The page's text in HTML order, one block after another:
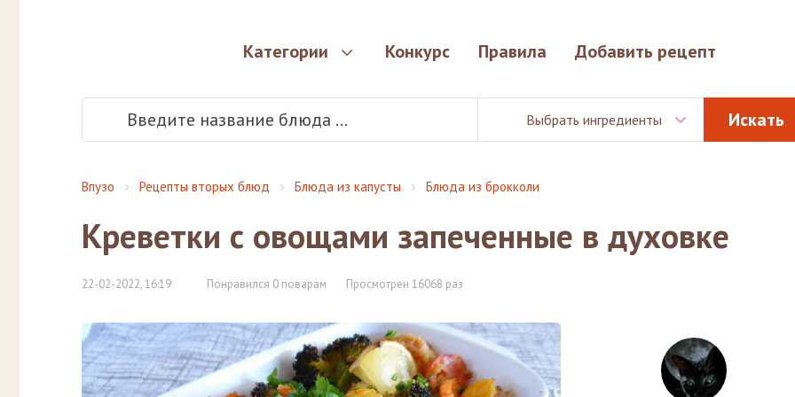
Категории Конкурс Правила Добавить рецепт
Выбрать ингредиенты
Впузо Рецепты вторых блюд Блюда из капусты Блюда из брокколи
Креветки с овощами запеченные в духовке
22-02-2022, 16:19 Понравился 0 поварам Просмотрен 16068 раз